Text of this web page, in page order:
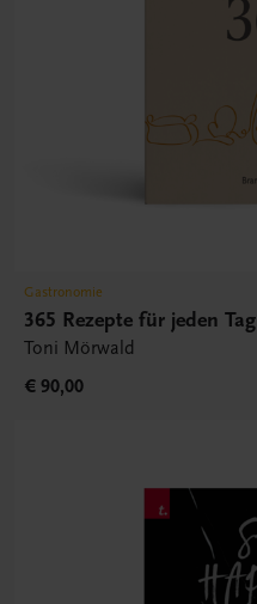
Gastronomie
365 Rezepte für jeden Tag
Toni Mörwald
€ 90,00